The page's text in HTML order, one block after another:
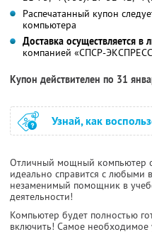
Распечатанный купон
компьютера
Доставка осуществляется
компанией «СПСР-
Купон действителен по 31
Узнай, как
Отличный мощный компьютер
идеально справится с любыми
незаменимый помощник в
деятельности!
Компьютер будет полностью
включить! Самое необходимое